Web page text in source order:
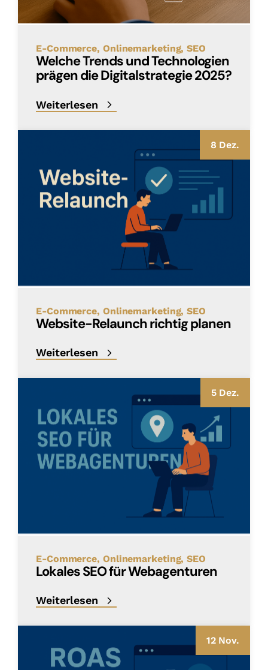
E-Commerce Onlinemarketing SEO
Welche Trends und Technologien
prägen die Digitalstrategie 2025?
Weiterlesen
8 Dez.
E-Commerce Onlinemarketing SEO
Website-Relaunch richtig planen
Weiterlesen
5 Dez.
E-Commerce Onlinemarketing SEO
Lokales SEO für Webagenturen
Weiterlesen
12 Nov.